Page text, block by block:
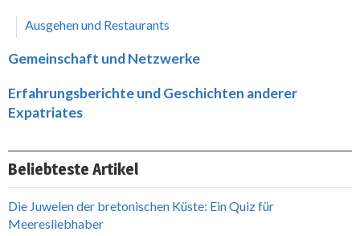
Ausgehen und Restaurants
Gemeinschaft und Netzwerke
Erfahrungsberichte und Geschichten anderer
Expatriates
Beliebteste Artikel
Die Juwelen der bretonischen Küste: Ein Quiz für
Meeresliebhaber